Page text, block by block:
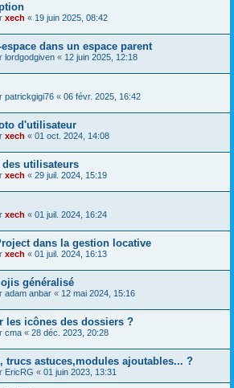
xech « 19 juin 2025, 08:42
dans un espace parent
lordgodgiven « 12 juin 2025, 12:18
patrickgigi76 « 06 févr. 2025, 16:42
d'utilisateur
xech « 01 oct. 2024, 14:08
des utilisateurs
xech « 29 juil. 2024, 15:19
xech « 01 juil. 2024, 16:24
dans la gestion locative
xech « 01 juil. 2024, 16:13
généralisé
adam anbar « 12 mai 2024, 15:16
les icônes des dossiers ?
cma « 28 déc. 2023, 20:28
trucs astuces,modules ajoutables... ?
EricRG « 01 juin 2023, 13:31